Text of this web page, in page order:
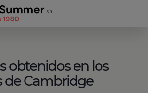
obtenidos en los
de Cambridge